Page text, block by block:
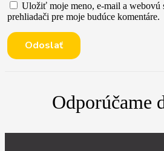
Uložiť moje meno, e-mail a webovú
prehliadači pre moje budúce komentáre.
Odporúčame